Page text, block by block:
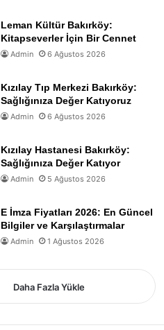
Leman Kültür Bakırköy:
Kitapseverler İçin Bir Cennet
Admin 6 Ağustos 2026
Kızılay Tıp Merkezi Bakırköy:
Sağlığınıza Değer Katıyoruz
Admin 6 Ağustos 2026
Kızılay Hastanesi Bakırköy:
Sağlığınıza Değer Katıyor
Admin 5 Ağustos 2026
E İmza Fiyatları 2026: En Güncel
Bilgiler ve Karşılaştırmalar
Admin 1 Ağustos 2026
Daha Fazla Yükle